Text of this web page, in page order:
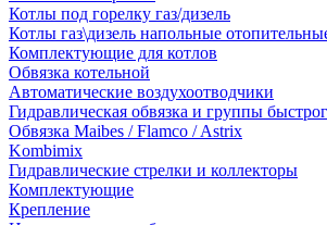
Котлы под горелку газ/дизель
Котлы газ\дизель напольные
Комплектующие для котлов
Обвязка котельной
Автоматические воздухоотводчики
Гидравлическая обвязка и группы
Обвязка Maibes / Flamco / Astrix
Kombimix
Гидравлические стрелки и коллекторы
Комплектующие
Крепление